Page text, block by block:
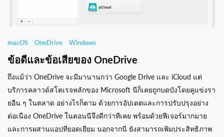
macOS OneDrive Windows
ข้อดีและข้อเสียของ OneDrive
ถึงแม้ว่า OneDrive จะมีมานานกว่า Google Drive และ iCloud แต่
บริการคลาวด์สโตเรจหลักของ Microsoft นีก็เคยถูกบดบังโดยคูแข่งรา
ยอืน ๆ ในตลาด อย่างไรก็ตาม ด้วยการอัปเดตและการปรับปรุงอย่าง
ต่อเนือง OneDrive ในตอนนีจึงดีกว่าทีเคย พร้อมด้วยฟีเจอร์มากมาย
และการผสานแอปทียอดเยียม นอกจากนี ยังสามารถเพิมประสิทธิภาพ